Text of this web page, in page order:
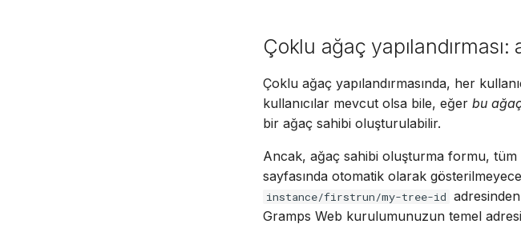
Çoklu ağaç
Çoklu ağaç yapılandırmasında, her
kullanıcılar mevcut olsa bile, eğer bu
bir ağaç sahibi oluşturulabilir.
Ancak, ağaç sahibi oluşturma formu,
sayfasında otomatik olarak
instance/firstrun/my-tree-id
Gramps Web kurulumunuzun temel